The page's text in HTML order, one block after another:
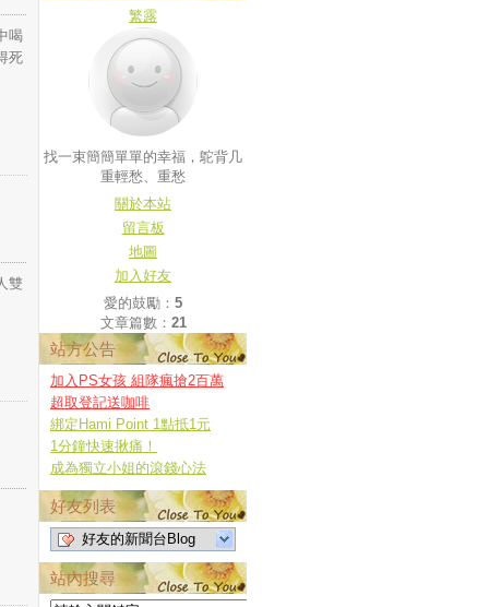
喝
死
雙
繁露
找一束簡簡單單的幸福，鴕背几
重輕愁、重愁
關於本站
留言板
地圖
加入好友
愛的鼓勵： 5
文章篇數： 21
站方公告
加入PS女孩 組隊瘋搶2百萬
超取登記送咖啡
綁定Hami Point 1點抵1元
1分鐘快速揪痛！
成為獨立小姐的滾錢心法
好友列表
好友的新聞台Blog
站內搜尋